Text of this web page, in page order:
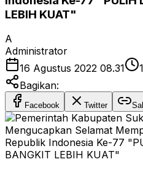
LEBIH KUAT"
A
Administrator
16 Agustus 2022 08.31
1
Bagikan:
Facebook Twitter